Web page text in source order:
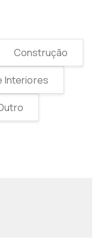
Construção
Interiores